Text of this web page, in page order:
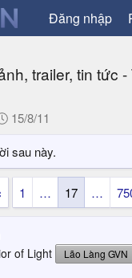
Đăng nhập
trailer, tin tức
N
à
y
15/8/11
sau này.
1 … 17 …
of Light Lão Làng GVN